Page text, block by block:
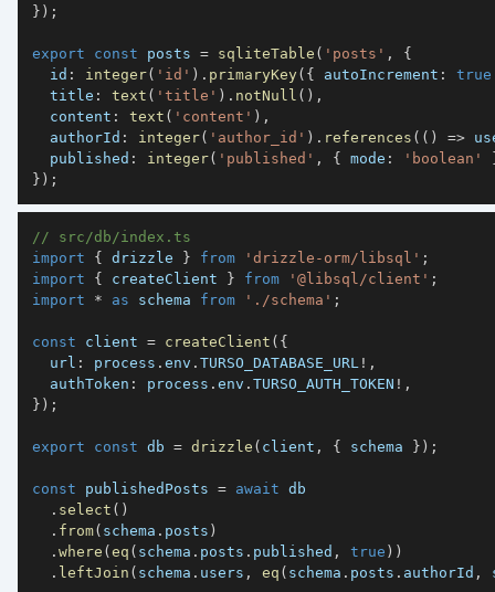
} ) ;
export const posts = sqliteTable ( 'posts' ,
{
  id
: integer( 'id' ) . primaryKey( { autoIncrement :
true
  title
: text ( 'title' ) . notNull ( ) ,
  content
: text ( 'content' ) ,
  authorId
: integer( 'author_id' ) . references ( ( ) =>
  published
: integer( 'published' , { mode : 'boolean'
} ) ;
// src/db/index.ts
import
{ drizzle } from 'drizzle-orm/libsql' ;
import
{ createClient } from '@libsql/client' ;
import
* as schema from './schema' ;
const client = createClient ( {
  url
: process . env . TURSO_DATABASE_URL ! ,
  authToken
: process . env . TURSO_AUTH_TOKEN ! ,
} ) ;
export const db = drizzle ( client , { schema } ) ;
const publishedPosts = await
. select ( )
. from( schema . posts )
. where (eq ( schema . posts . published , true ) )
. leftJoin ( schema . users , eq ( schema . posts . authorId ,